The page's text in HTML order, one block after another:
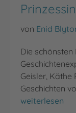
von Enid
Die schönsten
Geisler, Käthe
Geschichten
Von Feen,
weiterlesen